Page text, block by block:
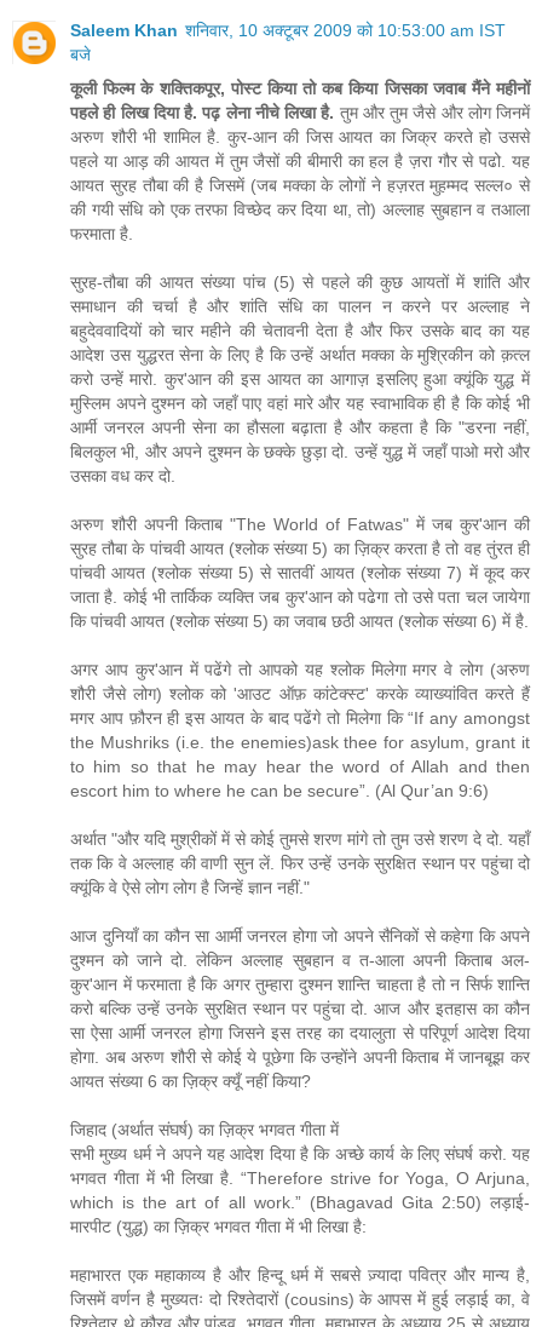
Saleem Khan शनिवार, 10 अक्टूबर 2009 को 10:53:00 am IST
बजे
कूली फिल्म के शक्तिकपूर, पोस्ट किया तो कब किया जिसका जवाब मैंने महीनों
पहले ही लिख दिया है. पढ़ लेना नीचे लिखा है. तुम और तुम जैसे और लोग जिनमें
अरुण शौरी भी शामिल है. कुर-आन की जिस आयत का जिक्र करते हो उससे
पहले या आड़ की आयत में तुम जैसों की बीमारी का हल है ज़रा गौर से पढो. यह
आयत सुरह तौबा की है जिसमें (जब मक्का के लोगों ने हज़रत मुहम्मद सल्ल० से
की गयी संधि को एक तरफा विच्छेद कर दिया था, तो) अल्लाह सुबहान व तआला
फरमाता है.
सुरह-तौबा की आयत संख्या पांच (5) से पहले की कुछ आयतों में शांति और
समाधान की चर्चा है और शांति संधि का पालन न करने पर अल्लाह ने
बहुदेववादियों को चार महीने की चेतावनी देता है और फिर उसके बाद का यह
आदेश उस युद्धरत सेना के लिए है कि उन्हें अर्थात मक्का के मुश्रिकीन को क़त्ल
करो उन्हें मारो. कुर'आन की इस आयत का आगाज़ इसलिए हुआ क्यूंकि युद्ध में
मुस्लिम अपने दुश्मन को जहाँ पाए वहां मारे और यह स्वाभाविक ही है कि कोई भी
आर्मी जनरल अपनी सेना का हौसला बढ़ाता है और कहता है कि "डरना नहीं,
बिलकुल भी, और अपने दुश्मन के छक्के छुड़ा दो. उन्हें युद्ध में जहाँ पाओ मरो और
उसका वध कर दो.
अरुण शौरी अपनी किताब "The World of Fatwas" में जब कुर'आन की
सुरह तौबा के पांचवी आयत (श्लोक संख्या 5) का ज़िक्र करता है तो वह तुंरत ही
पांचवी आयत (श्लोक संख्या 5) से सातवीं आयत (श्लोक संख्या 7) में कूद कर
जाता है. कोई भी तार्किक व्यक्ति जब कुर'आन को पढेगा तो उसे पता चल जायेगा
कि पांचवी आयत (श्लोक संख्या 5) का जवाब छठी आयत (श्लोक संख्या 6) में है.
अगर आप कुर'आन में पढेंगे तो आपको यह श्लोक मिलेगा मगर वे लोग (अरुण
शौरी जैसे लोग) श्लोक को 'आउट ऑफ़ कांटेक्स्ट' करके व्याख्यांवित करते हैं
मगर आप फ़ौरन ही इस आयत के बाद पढेंगे तो मिलेगा कि “If any amongst
the Mushriks (i.e. the enemies)ask thee for asylum, grant it
to him so that he may hear the word of Allah and then
escort him to where he can be secure”. (Al Qur’an 9:6)
अर्थात "और यदि मुश्रीकों में से कोई तुमसे शरण मांगे तो तुम उसे शरण दे दो. यहाँ
तक कि वे अल्लाह की वाणी सुन लें. फिर उन्हें उनके सुरक्षित स्थान पर पहुंचा दो
क्यूंकि वे ऐसे लोग लोग है जिन्हें ज्ञान नहीं."
आज दुनियाँ का कौन सा आर्मी जनरल होगा जो अपने सैनिकों से कहेगा कि अपने
दुश्मन को जाने दो. लेकिन अल्लाह सुबहान व त-आला अपनी किताब अल-
कुर'आन में फरमाता है कि अगर तुम्हारा दुश्मन शान्ति चाहता है तो न सिर्फ शान्ति
करो बल्कि उन्हें उनके सुरक्षित स्थान पर पहुंचा दो. आज और इतहास का कौन
सा ऐसा आर्मी जनरल होगा जिसने इस तरह का दयालुता से परिपूर्ण आदेश दिया
होगा. अब अरुण शौरी से कोई ये पूछेगा कि उन्होंने अपनी किताब में जानबूझ कर
आयत संख्या 6 का ज़िक्र क्यूँ नहीं किया?
जिहाद (अर्थात संघर्ष) का ज़िक्र भगवत गीता में
सभी मुख्य धर्म ने अपने यह आदेश दिया है कि अच्छे कार्य के लिए संघर्ष करो. यह
भगवत गीता में भी लिखा है. “Therefore strive for Yoga, O Arjuna,
which is the art of all work.” (Bhagavad Gita 2:50) लड़ाई-
मारपीट (युद्ध) का ज़िक्र भगवत गीता में भी लिखा है:
महाभारत एक महाकाव्य है और हिन्दू धर्म में सबसे ज़्यादा पवित्र और मान्य है,
जिसमें वर्णन है मुख्यतः दो रिश्तेदारों (cousins) के आपस में हुई लड़ाई का, वे
रिश्तेदार थे कौरव और पांडव. भगवत गीता, महाभारत के अध्याय 25 से अध्याय